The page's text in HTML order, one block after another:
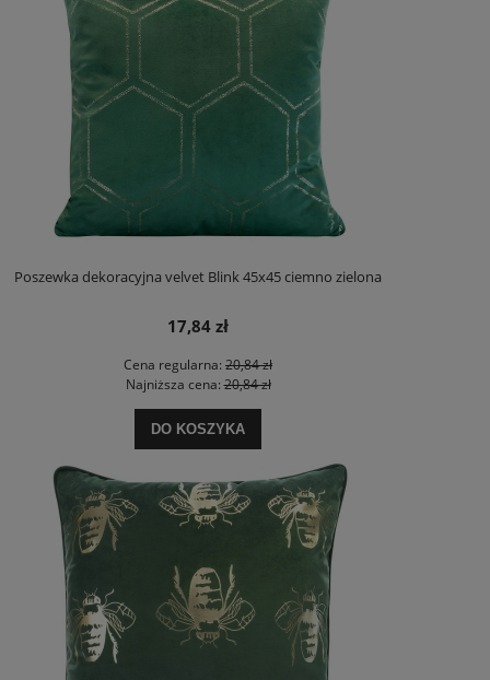
Poszewka dekoracyjna velvet Blink 45x45 ciemno zielona
17,84 zł
Cena regularna: 20,84 zł
Najniższa cena:20,84 zł
DO KOSZYKA